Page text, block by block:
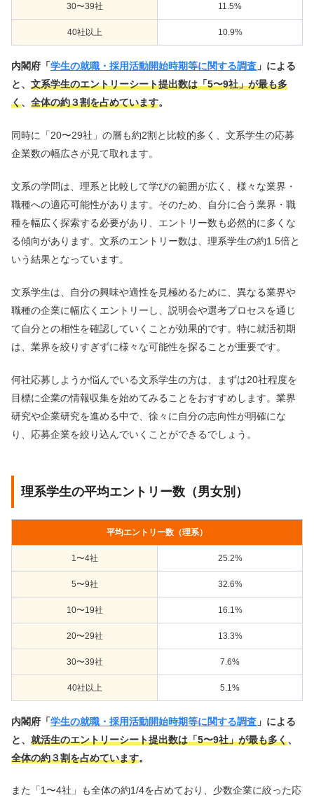
30〜39社 11.5%
40社以上 10.9%
内閣府「学生の就職・採用活動開始時期等に関する調査 」による
と、 文系学生のエントリーシート提出数は「5〜9社」が最も多
く、 全体の約３割を占めています。
同時に「20〜29社」の層も約2割と比較的多く、文系学生の応募
企業数の幅広さが見て取れます。
文系の学問は、理系と比較して学びの範囲が広く、様々な業界・
職種への適応可能性があります。そのため、自分に合う業界・職
種を幅広く探索する必要があり、エントリー数も必然的に多くな
る傾向があります。文系のエントリー数は、理系学生の約1.5倍と
いう結果となっています。
文系学生は、自分の興味や適性を見極めるために、異なる業界や
職種の企業に幅広くエントリーし、説明会や選考プロセスを通じ
て自分との相性を確認していくことが効果的です。特に就活初期
は、業界を絞りすぎずに様々な可能性を探ることが重要です。
何社応募しようか悩んでいる文系学生の方は、まずは20社程度を
目標に企業の情報収集を始めてみることをおすすめします。業界
研究や企業研究を進める中で、徐々に自分の志向性が明確にな
り、応募企業を絞り込んでいくことができるでしょう。
理系学生の平均エントリー数（男女別）
平均エントリー数（理系）
1〜4社 25.2%
5〜9社 32.6%
10〜19社 16.1%
20〜29社 13.3%
30〜39社 7.6%
40社以上 5.1%
内閣府「学生の就職・採用活動開始時期等に関する調査 」による
と、 就活生のエントリーシート提出数は「5〜9社」が最も多く、
全体の約３割を占めています。
また「1〜4社」も全体の約1/4を占めており、少数企業に絞った応